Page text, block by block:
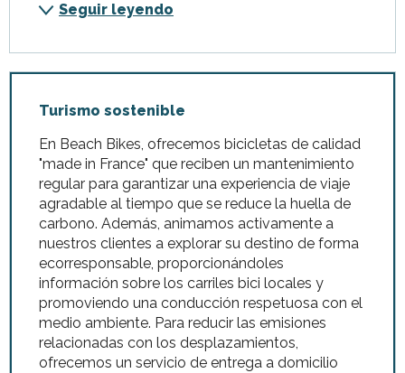
Seguir leyendo
Turismo sostenible
En Beach Bikes, ofrecemos bicicletas de calidad
"made in France" que reciben un mantenimiento
regular para garantizar una experiencia de viaje
agradable al tiempo que se reduce la huella de
carbono. Además, animamos activamente a
nuestros clientes a explorar su destino de forma
ecorresponsable, proporcionándoles
información sobre los carriles bici locales y
promoviendo una conducción respetuosa con el
medio ambiente. Para reducir las emisiones
relacionadas con los desplazamientos,
ofrecemos un servicio de entrega a domicilio